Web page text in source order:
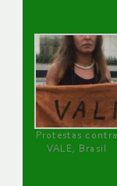
Protestas contra
VALE, Brasil